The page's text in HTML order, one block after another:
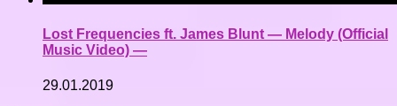
Lost Frequencies ft. James Blunt — Melody (Official
Music Video) —
29.01.2019